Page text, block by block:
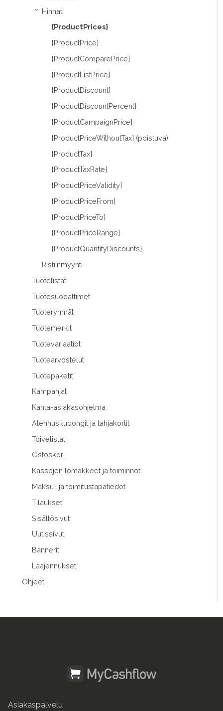
›
Hinnat
{ProductPrices}
{ProductPrice}
{ProductComparePrice}
{ProductListPrice}
{ProductDiscount}
{ProductDiscountPercent}
{ProductCampaignPrice}
{ProductPriceWithoutTax} (poistuva)
{ProductTax}
{ProductTaxRate}
{ProductPriceValidity}
{ProductPriceFrom}
{ProductPriceTo}
{ProductPriceRange}
{ProductQuantityDiscounts}
Ristiinmyynti
Tuotelistat
Tuotesuodattimet
Tuoteryhmät
Tuotemerkit
Tuotevariaatiot
Tuotearvostelut
Tuotepaketit
Kampanjat
Kanta-asiakasohjelma
Alennuskupongit ja lahjakortit
Toivelistat
Ostoskori
Kassojen lomakkeet ja toiminnot
Maksu- ja toimitustapatiedot
Tilaukset
Sisältösivut
Uutissivut
Bannerit
Laajennukset
Ohjeet
Asiakaspalvelu